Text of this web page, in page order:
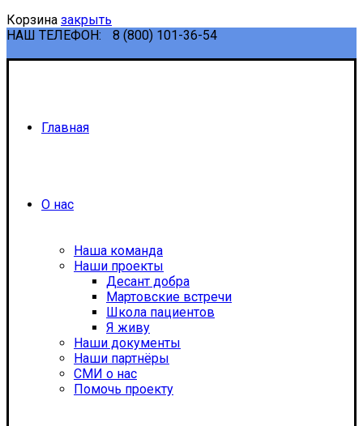
Корзина закрыть
НАШ ТЕЛЕФОН:
8 (800) 101-36-54
Главная
О нас
Наша команда
Наши проекты
Десант добра
Мартовские встречи
Школа пациентов
Я живу
Наши документы
Наши партнёры
СМИ о нас
Помочь проекту